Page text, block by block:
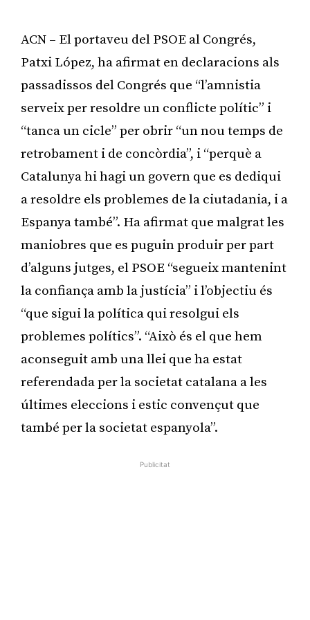
ACN – El portaveu del PSOE al Congrés,
Patxi López, ha afirmat en declaracions als
passadissos del Congrés que “l’amnistia
serveix per resoldre un conflicte polític” i
“tanca un cicle” per obrir “un nou temps de
retrobament i de concòrdia”, i “perquè a
Catalunya hi hagi un govern que es dediqui
a resoldre els problemes de la ciutadania, i a
Espanya també”. Ha afirmat que malgrat les
maniobres que es puguin produir per part
d’alguns jutges, el PSOE “segueix mantenint
la confiança amb la justícia” i l’objectiu és
“que sigui la política qui resolgui els
problemes polítics”. “Això és el que hem
aconseguit amb una llei que ha estat
referendada per la societat catalana a les
últimes eleccions i estic convençut que
també per la societat espanyola”.
Publicitat